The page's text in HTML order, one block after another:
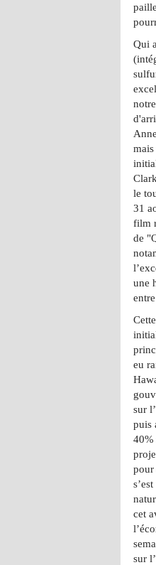
Qui
le
31
film
de
une
eu
sur
puis
40%
pour
cet
sur